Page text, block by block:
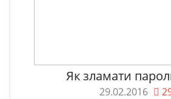
Як зламати
29.02.2016